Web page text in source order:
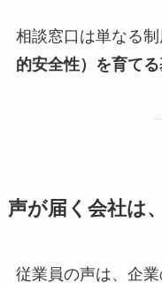
相談窓口は単なる制
的安全性）を育て
声が届く会社は
従業員の声は、企業